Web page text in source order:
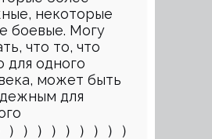
некоторые
боевые. Могу
что то, что
для одного
может быть
для
）））））））））